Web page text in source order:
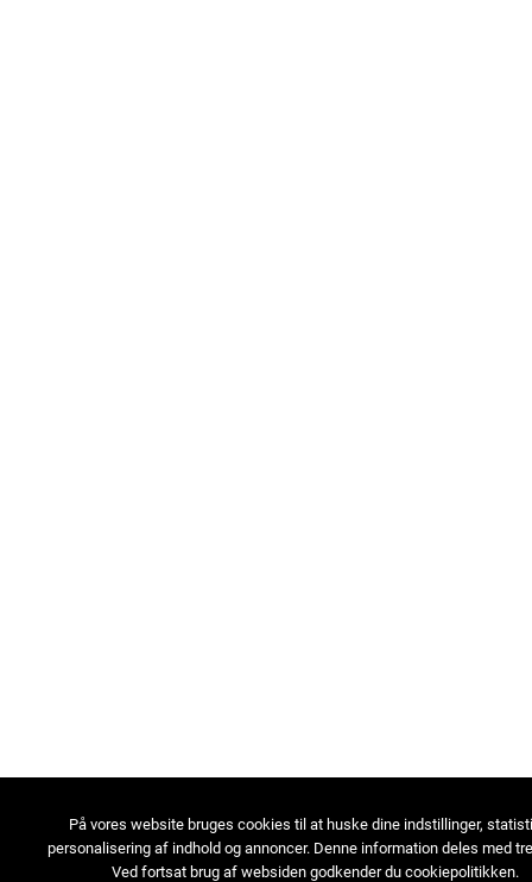
På vores website bruges cookies til at huske dine indstillinger,
personalisering af indhold og annoncer. Denne information deles med
Ved fortsat brug af websiden godkender du cookiepolitikken.